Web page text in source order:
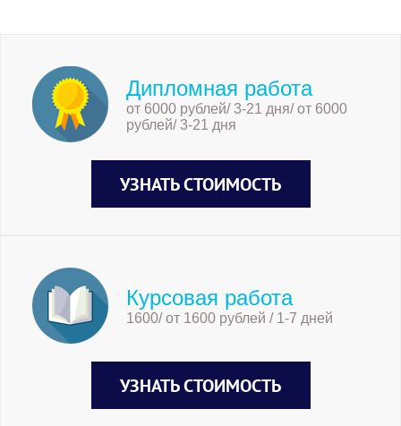
Дипломная работа
от 6000 рублей/ 3-21 дня/ от 6000
рублей/ 3-21 дня
УЗНАТЬ СТОИМОСТЬ
Курсовая работа
1600/ от 1600 рублей / 1-7 дней
УЗНАТЬ СТОИМОСТЬ